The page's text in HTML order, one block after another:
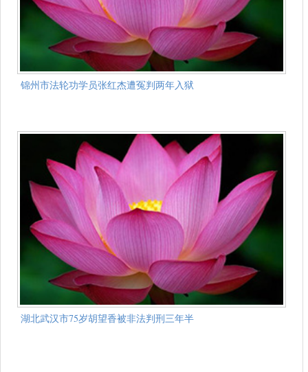
锦州市法轮功学员张红杰遭冤判两年入狱
湖北武汉市75岁胡望香被非法判刑三年半